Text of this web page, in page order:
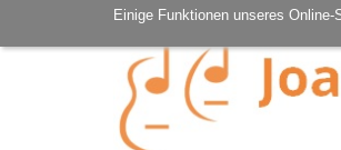
Einige Funktionen unseres